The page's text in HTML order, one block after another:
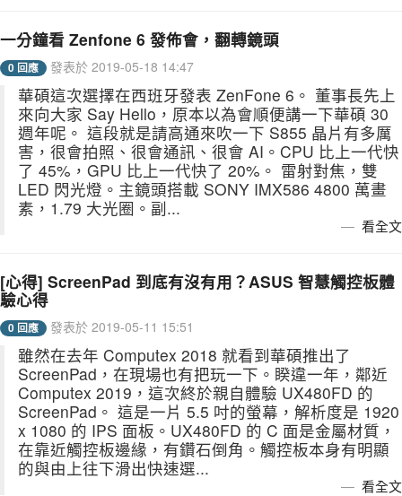
一分鐘看 Zenfone 6 發佈會，翻轉鏡頭
0 回應 發表於 2019-05-18 14:47
華碩這次選擇在西班牙發表 ZenFone 6。 董事長先上
來向大家 Say Hello，原本以為會順便講一下華碩 30
週年呢。 這段就是請高通來吹一下 S855 晶片有多厲
害，很會拍照、很會通訊、很會 AI。CPU 比上一代快
了 45%，GPU 比上一代快了 20%。 雷射對焦，雙
LED 閃光燈。主鏡頭搭載 SONY IMX586 4800 萬畫
素，1.79 大光圈。副...
看全文
[心得] ScreenPad 到底有沒有用？ASUS 智慧觸控板體
驗心得
0 回應 發表於 2019-05-11 15:51
雖然在去年 Computex 2018 就看到華碩推出了
ScreenPad，在現場也有把玩一下。睽違一年，鄰近
Computex 2019，這次終於親自體驗 UX480FD 的
ScreenPad。 這是一片 5.5 吋的螢幕，解析度是 1920
x 1080 的 IPS 面板。UX480FD 的 C 面是金屬材質，
在靠近觸控板邊緣，有鑽石倒角。觸控板本身有明顯
的與由上往下滑出快速選...
看全文